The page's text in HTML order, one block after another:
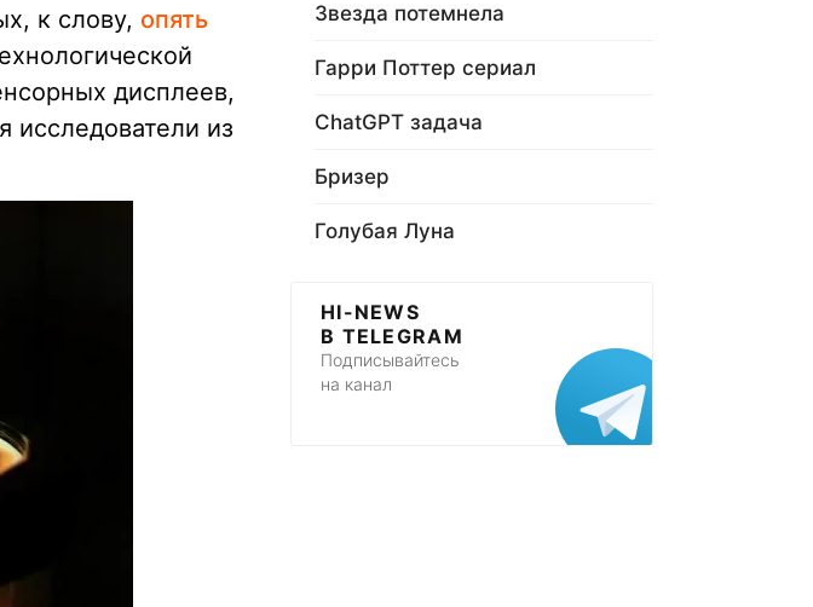
к слову, опять
дисплеев,
исследователи из
Звезда потемнела
Гарри Поттер сериал
ChatGPT задача
Бризер
Голубая Луна
HI-NEWS
В TELEGRAM
Подписывайтесь
на канал